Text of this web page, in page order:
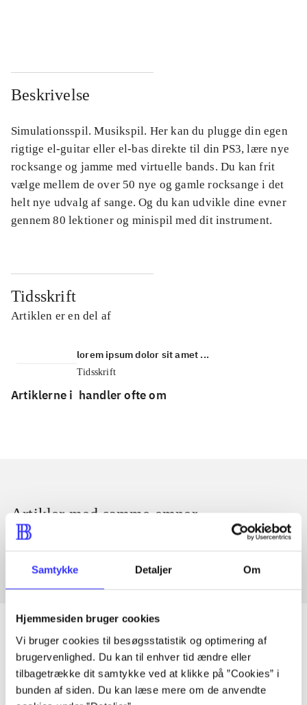
Samtykke Detaljer Om
Hjemmesiden bruger cookies
Vi bruger cookies til besøgsstatistik og optimering af
brugervenlighed. Du kan til enhver tid ændre eller
tilbagetrække dit samtykke ved at klikke på ”Cookies” i
bunden af siden. Du kan læse mere om de anvendte
Beskrivelse
Simulationsspil. Musikspil. Her kan du plugge din egen
rigtige el-guitar eller el-bas direkte til din PS3, lære nye
rocksange og jamme med virtuelle bands. Du kan frit
vælge mellem de over 50 nye og gamle rocksange i det
helt nye udvalg af sange. Og du kan udvikle dine evner
gennem 80 lektioner og minispil med dit instrument.
Tidsskrift
Artiklen er en del af
lorem ipsum dolor sit amet ...
Tidsskrift
Artiklerne i handler ofte om
Artikler med samme emner
Fra
Artikler
Alle registrerede artikler fordelt på udgivelser